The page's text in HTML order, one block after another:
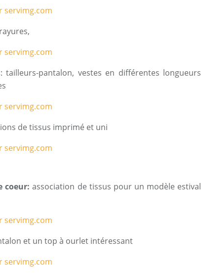
tailleurs-pantalon, vestes en différentes longueurs
de tissus imprimé et uni
coeur:association de tissus pour un modèle estival
et un top à ourlet intéressant